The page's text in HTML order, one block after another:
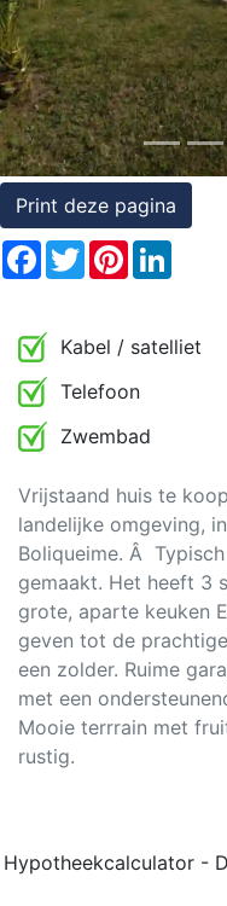
Rechten
op
onroerend
goed
Print deze pagina
Facebook
TwitterPinterest
Kabel / satelliet
Telefoon
Zwembad
Vrijstaand huis te
landelijke omgeving,
Boliqueime. Â
gemaakt. Het heeft 3
grote, aparte keuken
geven tot de
een zolder. Ruime
met een
Mooie terrrain met
rustig.
Hypotheekcalculator -